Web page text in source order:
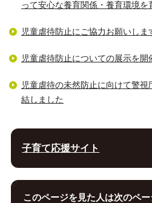
って安心な養育関係・養育環境を
児童虐待防止にご協力お願いしま
児童虐待防止についての展示を開
児童虐待の未然防止に向けて警
結しました
子育て応援サイト
このページを見た人は次のペ